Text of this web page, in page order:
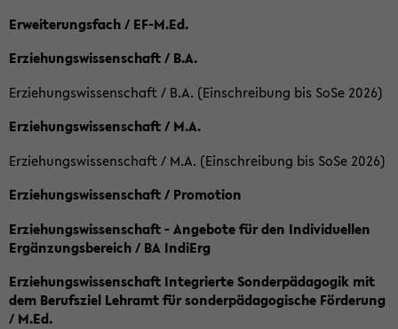
Erweiterungsfach / EF-M.Ed.
Erziehungswissenschaft / B.A.
Erziehungswissenschaft / B.A. (Einschreibung bis SoSe 2026)
Erziehungswissenschaft / M.A.
Erziehungswissenschaft / M.A. (Einschreibung bis SoSe 2026)
Erziehungswissenschaft / Promotion
Erziehungswissenschaft - Angebote für den Individuellen
Ergänzungsbereich / BA IndiErg
Erziehungswissenschaft Integrierte Sonderpädagogik mit
dem Berufsziel Lehramt für sonderpädagogische Förderung
/ M.Ed.